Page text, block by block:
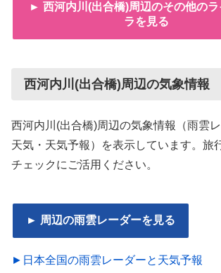
► 西河内川(出合橋)周辺のその他のラ
ラを見る
西河内川(出合橋)周辺の気象情報
西河内川(出合橋)周辺の気象情報（雨雲
天気・天気予報）を表示しています。旅
チェックにご活用ください。
► 周辺の雨雲レーダーを見る
►日本全国の雨雲レーダーと天気予報